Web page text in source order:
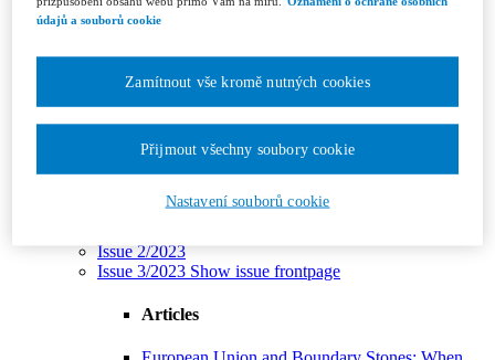
Issue 3/2025
Issue 6/2025
Issue 1/2024
Issue 2/2024
Issue 4/2024
Issue 5/2024
Issue 6/2024
Issue 2/2023
Issue 3/2023 Show issue frontpage
Articles
údajů a souborů cookie
Nastavení souborů cookie
Zamítnout vše kromě nutných cookies
Přijmout všechny soubory cookie